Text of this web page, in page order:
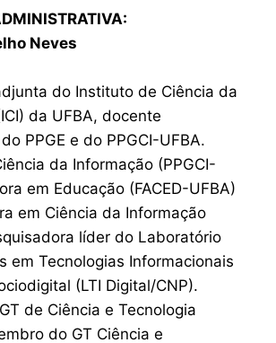
Neves
do Instituto de Ciência da
da UFBA, docente
PPGE e do PPGCI-UFBA.
da Informação (PPGCI-
em Educação (FACED-UFBA)
em Ciência da Informação
líder do Laboratório
em Tecnologias Informacionais
(LTI Digital/CNP).
de Ciência e Tecnologia
do GT Ciência e